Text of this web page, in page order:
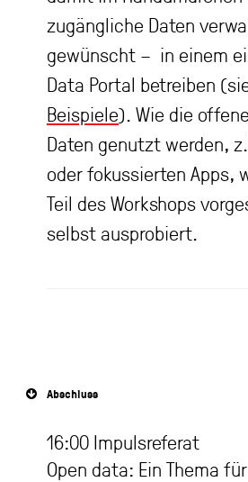
zugängliche Daten
gewünscht – in einem
Data Portal betreiben
Beispiele). Wie die
Daten genutzt werden,
oder fokussierten Apps,
Teil des Workshops
selbst ausprobiert.
Abschluss
16:00 Impulsreferat
Open data: Ein Thema